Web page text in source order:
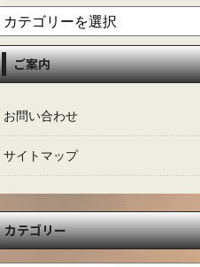
ご案内
お問い合わせ
サイトマップ
カテゴリー